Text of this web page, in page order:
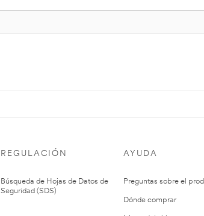
REGULACIÓN
Búsqueda de Hojas de Datos de
Seguridad (SDS)
AYUDA
Preguntas sobre el
Dónde comprar